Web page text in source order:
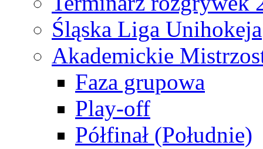
Śląska Liga Unihokeja
Akademickie
Faza grupowa
Play-off
Półfinał (Południe)